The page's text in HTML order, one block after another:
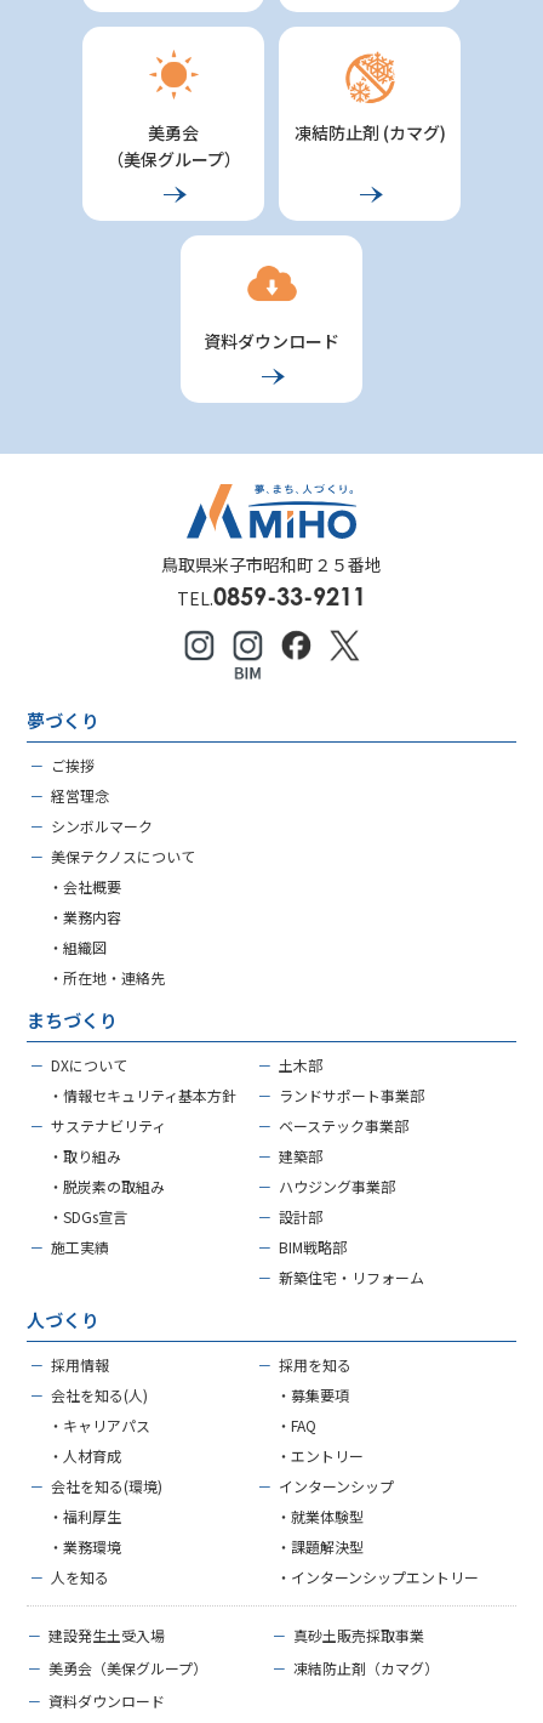
美勇会
（美保グループ）
凍結防止剤 (カマグ)
資料ダウンロード
鳥取県米子市昭和町２５番地
TEL.0859-33-9211
夢づくり
－ ご挨拶
－経営理念
－ シンボルマーク
－美保テクノスについて
・会社概要
・業務内容
・組織図
・所在地・連絡先
まちづくり
－DXについて － 土木部
・情報セキュリティ基本方針
－ ランドサポート事業部
－サステナビリティ － ベーステック事業部
・取り組み
－建築部
・脱炭素の取組み
－ ハウジング事業部
・SDGs宣言
－設計部
－施工実績 －BIM戦略部
－新築住宅・リフォーム
人づくり
－採用情報 －採用を知る
－会社を知る(人)
・募集要項
・キャリアパス
・FAQ
・人材育成
・エントリー
－会社を知る(環境) － インターンシップ
・福利厚生
・就業体験型
・業務環境
・課題解決型
－ 人を知る ・インターンシップエントリー
－建設発生土受入場 － 真砂土販売採取事業
－美勇会（美保グループ） － 凍結防止剤（カマグ）
－資料ダウンロード